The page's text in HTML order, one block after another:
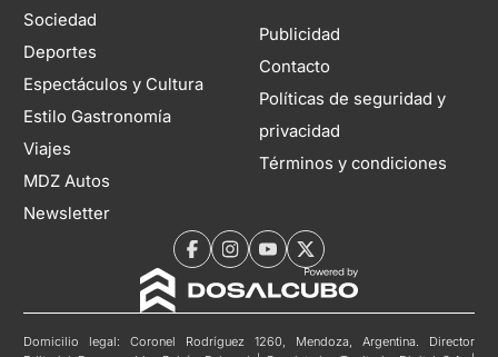
Sociedad
Deportes
Espectáculos y Cultura
Estilo Gastronomía
Viajes
MDZ Autos
Newsletter
Publicidad
Contacto
Políticas de seguridad y
privacidad
Términos y condiciones
Domicilio legal: Coronel Rodríguez 1260, Mendoza, Argentina. Director